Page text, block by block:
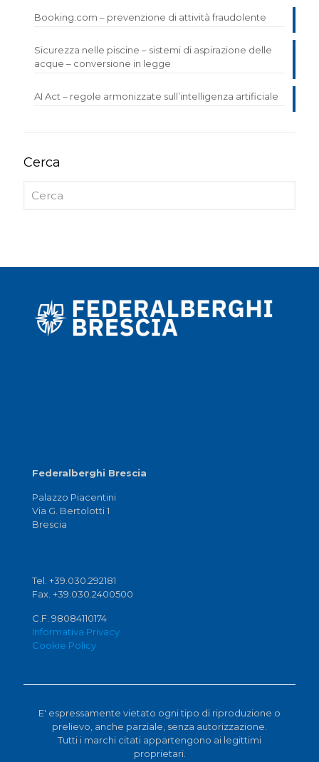
Booking.com – prevenzione di attività fraudolente
Sicurezza nelle piscine – sistemi di aspirazione delle
acque – conversione in legge
AI Act – regole armonizzate sull’intelligenza artificiale
Cerca
Federalberghi Brescia
Palazzo Piacentini
Via G. Bertolotti 1
Brescia
Tel. +39.030.292181
Fax. +39.030.2400500
C.F. 98084110174
Informativa Privacy
Cookie Policy
E' espressamente vietato ogni tipo di riproduzione o
prelievo, anche parziale, senza autorizzazione.
Tutti i marchi citati appartengono ai legittimi
proprietari.